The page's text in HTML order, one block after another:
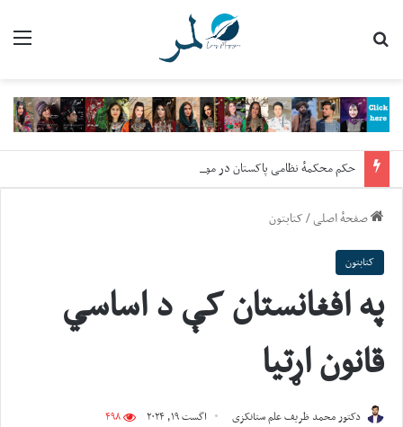
حکم محکمهٔ نظامی پاکستان در مورد فیض حمید
صفحهٔ اصلی/کتابتون
کتابتون
په افغانستان کې د اساسي
قانون اړتیا
دکتور محمد ظریف علم ستانکزی اگست ۱۹, ۲۰۲۴ ۴۹۸